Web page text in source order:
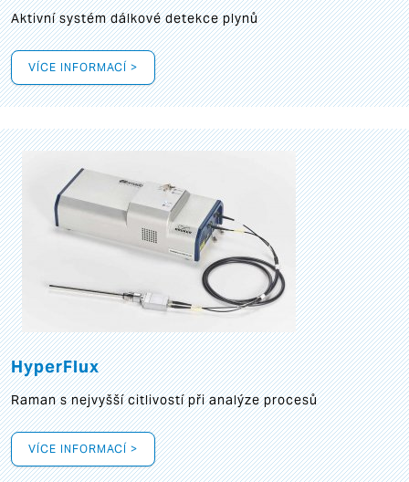
Aktivní systém dálkové detekce plynů
VÍCE INFORMACÍ >
HyperFlux
Raman s nejvyšší citlivostí při analýze procesů
VÍCE INFORMACÍ >